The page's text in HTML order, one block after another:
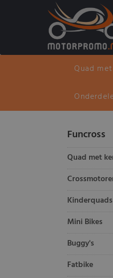
Quad
Funcross
Quad met
Kinderquads
Mini Bikes
Buggy's
Fatbike